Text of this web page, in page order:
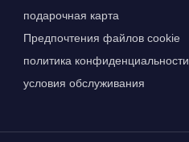
подарочная карта
Предпочтения файлов cookie
политика конфиденциальности
условия обслуживания